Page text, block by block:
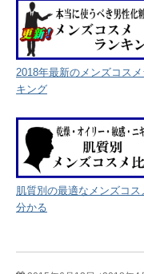
2018年最新のメンズコス
キング
肌質別の最適なメンズコス
分かる